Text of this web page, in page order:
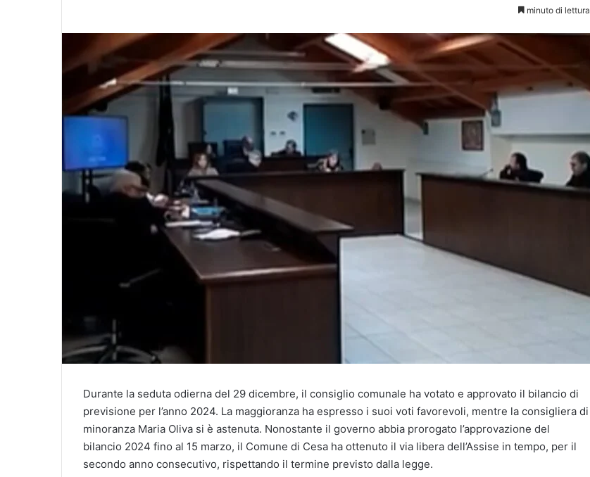
minuto di lettura
Durante la seduta odierna del 29 dicembre, il consiglio comunale ha votato e approvato il bilancio di
previsione per l’anno 2024. La maggioranza ha espresso i suoi voti favorevoli, mentre la consigliera di
minoranza Maria Oliva si è astenuta. Nonostante il governo abbia prorogato l’approvazione del
bilancio 2024 fino al 15 marzo, il Comune di Cesa ha ottenuto il via libera dell’Assise in tempo, per il
secondo anno consecutivo, rispettando il termine previsto dalla legge.